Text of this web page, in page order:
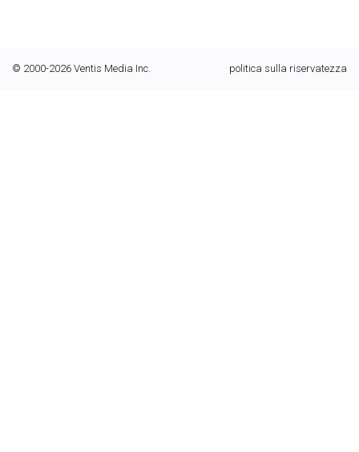
© 2000-2026 Ventis Media Inc. politica sulla riservatezza